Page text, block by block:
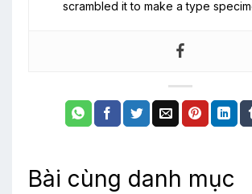
scrambled it to make a type
Bài cùng danh mục